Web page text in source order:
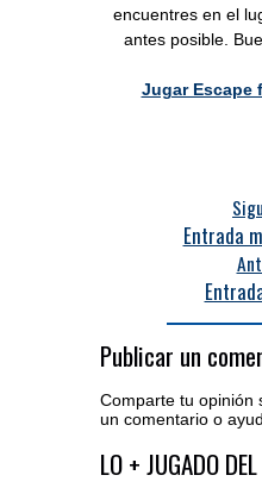
encuentres en el
antes posible.
Jugar Escape
Entrada
Publicar un
Comparte tu opinión
un comentario o
Acceder al editor
LO + JUGADO